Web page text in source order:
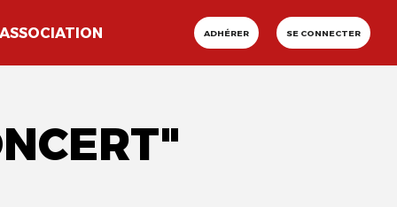
ASSOCIATION ADHÉRER SE CONNECTER